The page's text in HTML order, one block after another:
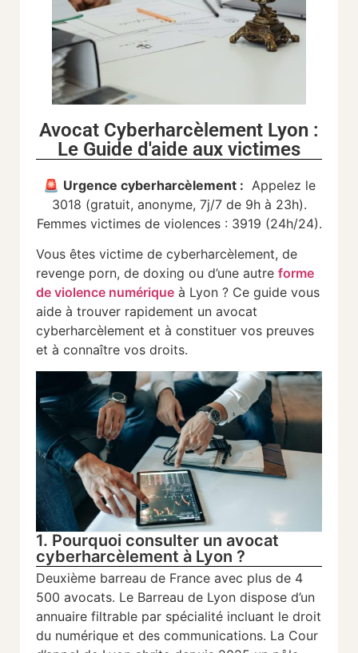
Avocat Cyberharcèlement Lyon :
Le Guide d'aide aux victimes
🚨 Urgence cyberharcèlement : Appelez le
3018 (gratuit, anonyme, 7j/7 de 9h à 23h).
Femmes victimes de violences : 3919 (24h/24).
Vous êtes victime de cyberharcèlement, de
revenge porn, de doxing ou d’une autre forme
de violence numérique à Lyon ? Ce guide vous
aide à trouver rapidement un avocat
cyberharcèlement et à constituer vos preuves
et à connaître vos droits.
1. Pourquoi consulter un avocat
cyberharcèlement à Lyon ?
Deuxième barreau de France avec plus de 4
500 avocats. Le Barreau de Lyon dispose d’un
annuaire filtrable par spécialité incluant le droit
du numérique et des communications. La Cour